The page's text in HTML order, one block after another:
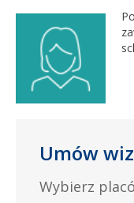
Umów
Wybierz